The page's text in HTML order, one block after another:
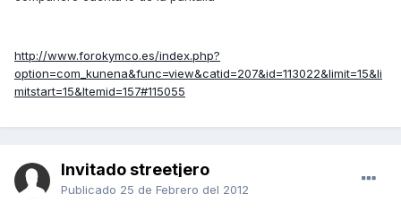
http://www.forokymco.es/index.php?
option=com_kunena&func=view&catid=207&id=113022&limit=15&li
mitstart=15&Itemid=157#115055
Invitado streetjero
Publicado 25 de Febrero del 2012